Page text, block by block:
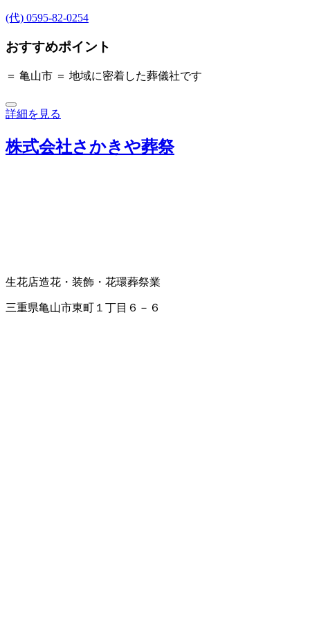
(代) 0595-82-0254
おすすめポイント
＝ 亀山市 ＝ 地域に密着した葬儀社です
詳細を見る
株式会社さかきや葬祭
生花店造花・装飾・花環葬祭業
三重県亀山市東町１丁目６－６